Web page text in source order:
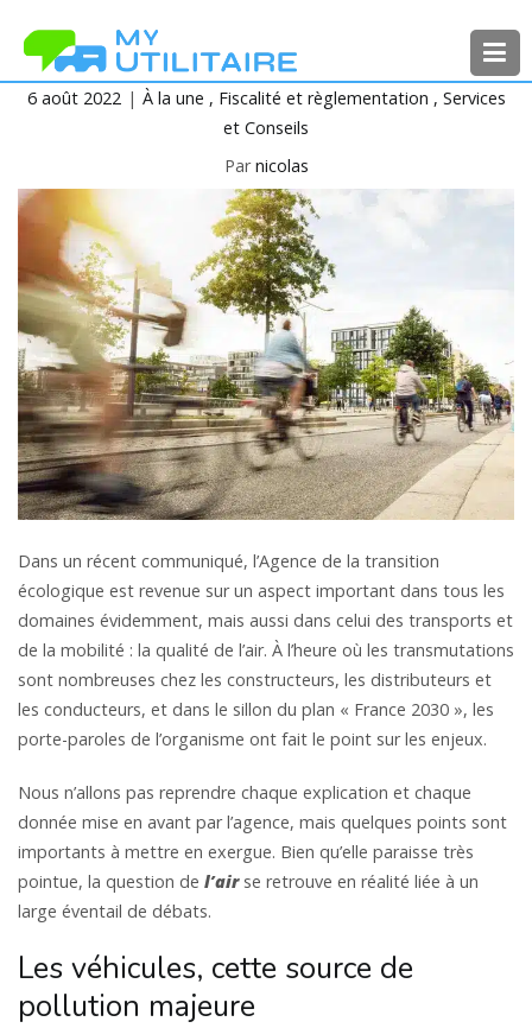
contenu
MyUtilitaire
Toute l’actualité des véhicules
6 août 2022 À la une Fiscalité et règlementation
Services
et Conseils
Parnicolas
Dans un récent communiqué, l’Agence de la transition
écologique est revenue sur un aspect important dans tous les
domaines évidemment, mais aussi dans celui des transports et
de la mobilité : la qualité de l’air. À l’heure où les transmutations
sont nombreuses chez les constructeurs, les distributeurs et
les conducteurs, et dans le sillon du plan « France 2030 », les
porte-paroles de l’organisme ont fait le point sur les enjeux.
Nous n’allons pas reprendre chaque explication et chaque
donnée mise en avant par l’agence, mais quelques points sont
importants à mettre en exergue. Bien qu’elle paraisse très
pointue, la question de l’air se retrouve en réalité liée à un
large éventail de débats.
Les véhicules, cette source de
pollution majeure